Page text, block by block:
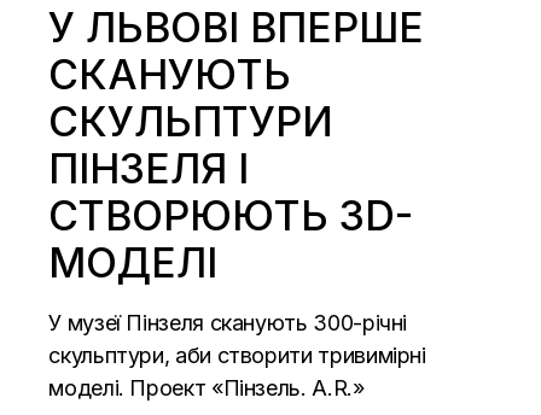
У ЛЬВОВІ ВПЕРШЕ
СКАНУЮТЬ
СКУЛЬПТУРИ
ПІНЗЕЛЯ І
СТВОРЮЮТЬ 3D-
МОДЕЛІ
У музеї Пінзеля сканують 300-річні
скульптури, аби створити тривимірні
моделі. Проект «Пінзель. A.R.»